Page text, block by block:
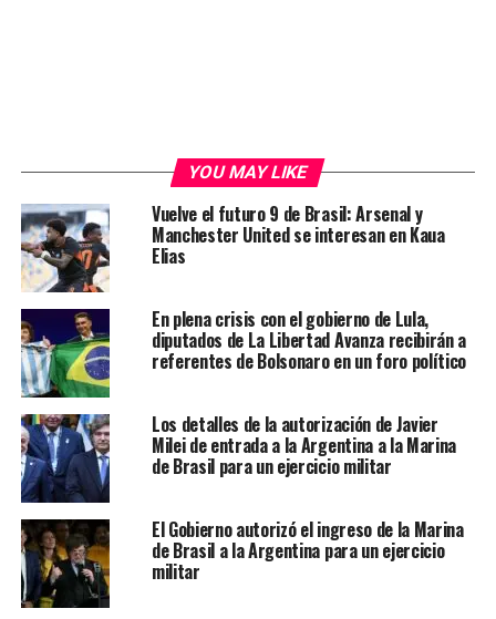
YOU MAY LIKE
Vuelve el futuro 9 de Brasil: Arsenal y
Manchester United se interesan en Kaua
Elias
En plena crisis con el gobierno de Lula,
diputados de La Libertad Avanza recibirán a
referentes de Bolsonaro en un foro político
Los detalles de la autorización de Javier
Milei de entrada a la Argentina a la Marina
de Brasil para un ejercicio militar
El Gobierno autorizó el ingreso de la Marina
de Brasil a la Argentina para un ejercicio
militar